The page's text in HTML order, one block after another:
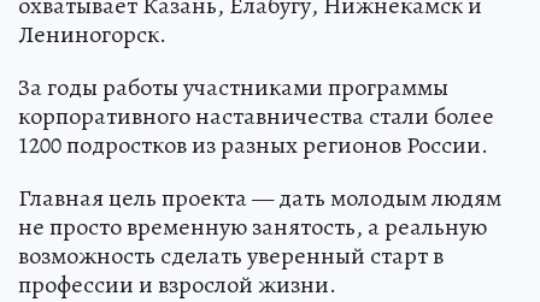
Лениногорск.
За годы работы участниками программы
корпоративного наставничества стали более
1200 подростков из разных регионов России.
Главная цель проекта — дать молодым людям
не просто временную занятость, а реальную
возможность сделать уверенный старт в
профессии и взрослой жизни.